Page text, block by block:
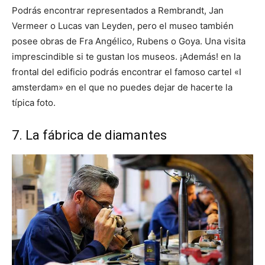
Podrás encontrar representados a Rembrandt, Jan
Vermeer o Lucas van Leyden, pero el museo también
posee obras de Fra Angélico, Rubens o Goya. Una visita
imprescindible si te gustan los museos. ¡Además! en la
frontal del edificio podrás encontrar el famoso cartel «I
amsterdam» en el que no puedes dejar de hacerte la
típica foto.
7. La fábrica de diamantes